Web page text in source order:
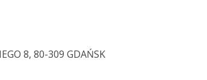
8, 80-309 GDAŃSK